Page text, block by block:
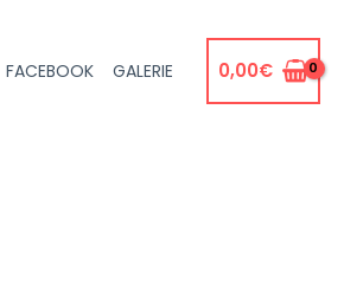
FACEBOOK GALERIE 0,00€